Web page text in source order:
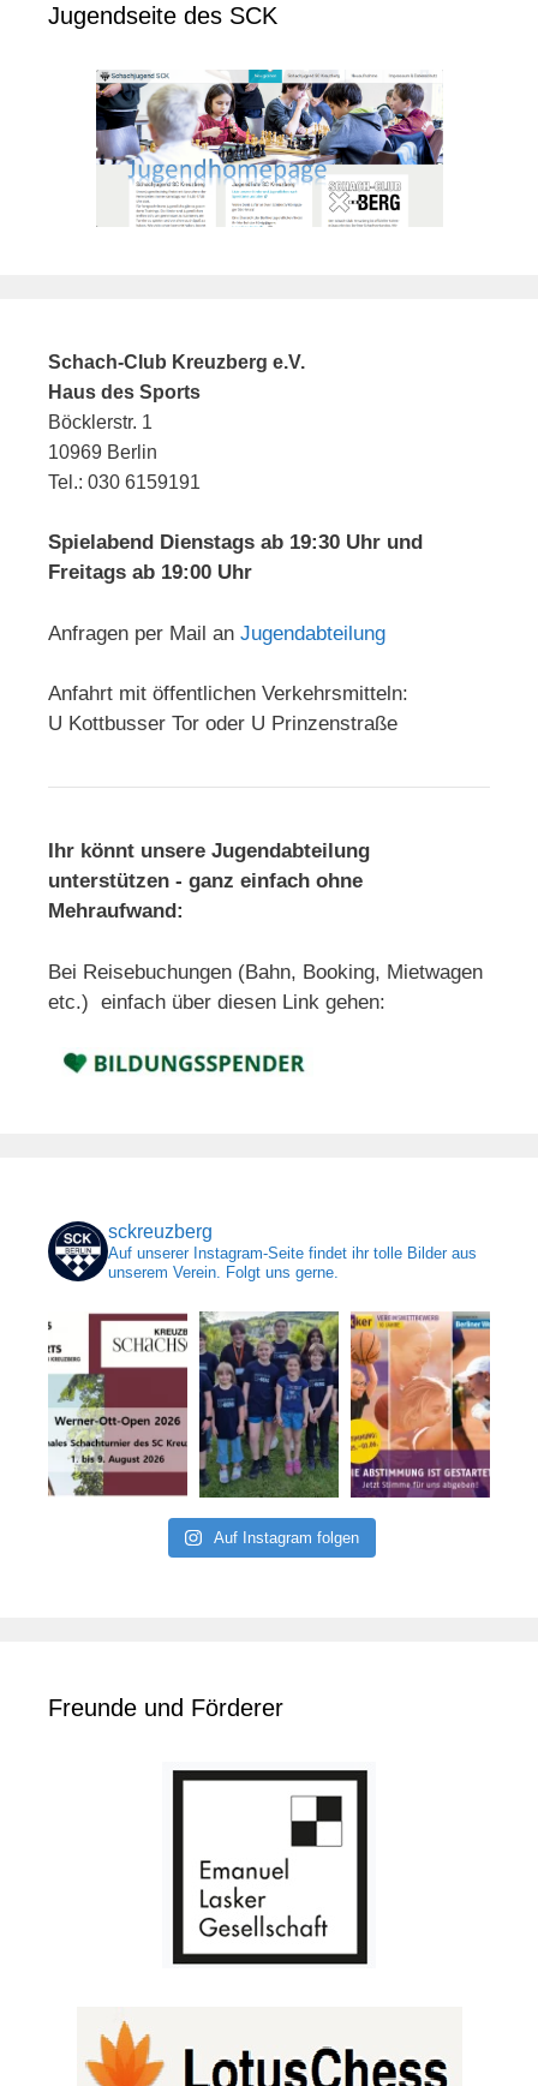
Jugendseite des SCK
Schach-Club Kreuzberg e.V.
Haus des Sports
Böcklerstr. 1
10969 Berlin
Tel.: 030 6159191
Spielabend Dienstags ab 19:30 Uhr und
Freitags ab 19:00 Uhr
Anfragen per Mail an Jugendabteilung
Anfahrt mit öffentlichen Verkehrsmitteln:
U Kottbusser Tor oder U Prinzenstraße
Ihr könnt unsere Jugendabteilung
unterstützen - ganz einfach ohne
Mehraufwand:
Bei Reisebuchungen (Bahn, Booking, Mietwagen
etc.) einfach über diesen Link gehen:
sckreuzberg
Auf unserer Instagram-Seite findet ihr tolle Bilder aus
unserem Verein. Folgt uns gerne.
Auf Instagram folgen
Freunde und Förderer